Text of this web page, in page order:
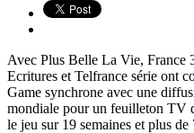
Avec Plus Belle La Vie, France
Ecritures et Telfrance série ont
Game synchrone avec une
mondiale pour un feuilleton TV
le jeu sur 19 semaines et plus